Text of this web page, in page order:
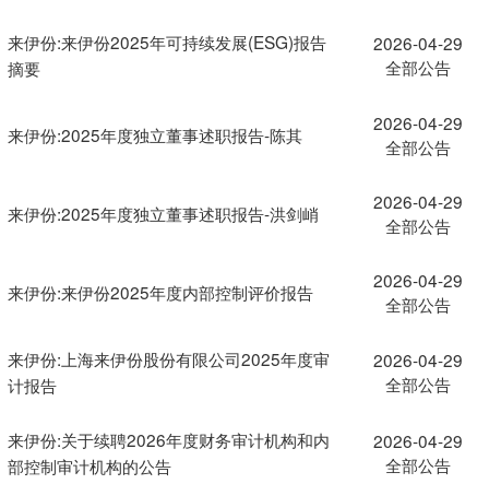
来伊份:来伊份2025年可持续发展(ESG)报告
摘要
2026-04-29
全部公告
来伊份:2025年度独立董事述职报告-陈其
2026-04-29
全部公告
来伊份:2025年度独立董事述职报告-洪剑峭
2026-04-29
全部公告
来伊份:来伊份2025年度内部控制评价报告
2026-04-29
全部公告
来伊份:上海来伊份股份有限公司2025年度审
计报告
2026-04-29
全部公告
来伊份:关于续聘2026年度财务审计机构和内
部控制审计机构的公告
2026-04-29
全部公告